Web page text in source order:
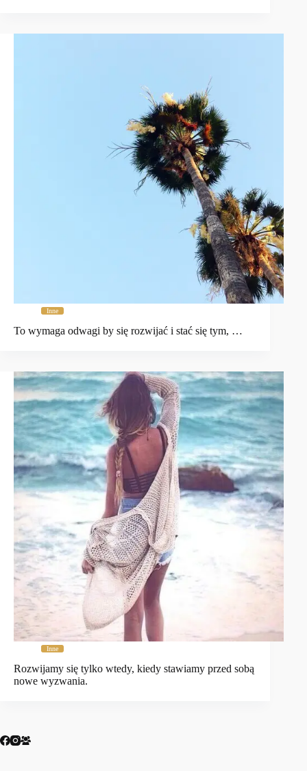
Inne
To wymaga odwagi by się rozwijać i stać się tym, …
Inne
Rozwijamy się tylko wtedy, kiedy stawiamy przed sobą
nowe wyzwania.